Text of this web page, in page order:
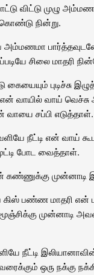
விட்டு முழு
நின்று.
சிலை மாதரி
புடிச்சு
என் வாயில் வாய்
வாயை சப்பி எடுத்தாள்.
நீட்டி என் வாய்
போட வைத்தாள்.
முன்னாடி
பண்ண மாதரி என்
முன்னாடி
நீட்டி
ஒரு நக்கு